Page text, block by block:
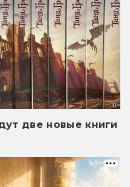
две новые книги